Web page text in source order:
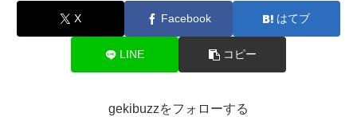
X Facebook はてブ
LINE コピー
gekibuzzをフォローする